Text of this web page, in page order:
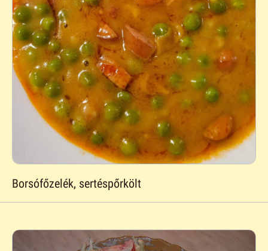
Borsófőzelék, sertéspőrkölt